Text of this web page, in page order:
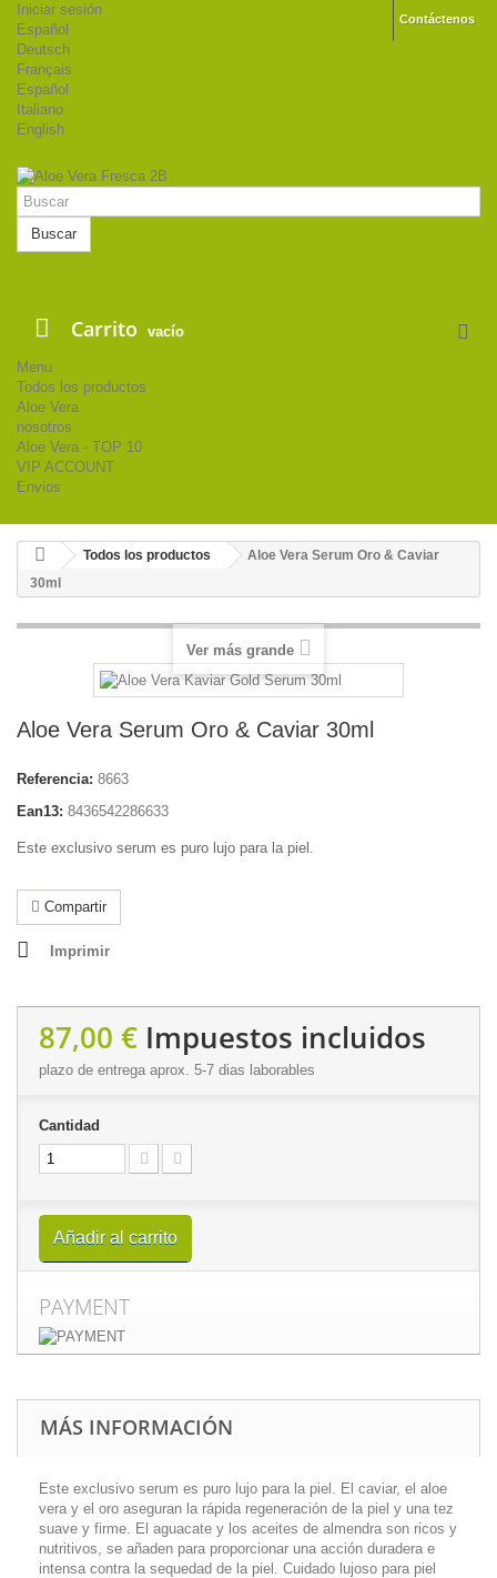
Contáctenos
Iniciar sesión
Español
Deutsch
Français
Español
Italiano
English
Buscar
Carrito vacío
Menu
Todos los productos
Aloe Vera
nosotros
Aloe Vera - TOP 10
VIP ACCOUNT
Envios
Todos los productos
Aloe Vera Serum Oro & Caviar
30ml
Ver más grande
Aloe Vera Serum Oro & Caviar 30ml
Referencia: 8663
Ean13: 8436542286633
Este exclusivo serum es puro lujo para la piel.
Compartir
Imprimir
87,00 € Impuestos incluidos
plazo de entrega aprox. 5-7 dias laborables
Cantidad
Añadir al carrito
PAYMENT
MÁS INFORMACIÓN
Este exclusivo serum es puro lujo para la piel. El caviar, el aloe
vera y el oro aseguran la rápida regeneración de la piel y una tez
suave y firme. El aguacate y los aceites de almendra son ricos y
nutritivos, se añaden para proporcionar una acción duradera e
intensa contra la sequedad de la piel. Cuidado lujoso para piel